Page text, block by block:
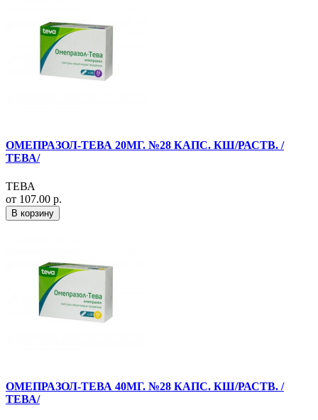
ОМЕПРАЗОЛ-ТЕВА 20МГ. №28 КАПС. КШ/РАСТВ. /
ТЕВА/
ТЕВА
от 107.00 р.
В корзину
ОМЕПРАЗОЛ-ТЕВА 40МГ. №28 КАПС. КШ/РАСТВ. /
ТЕВА/